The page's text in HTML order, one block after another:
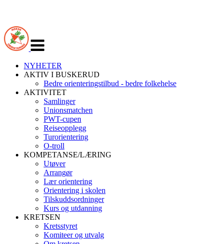
navigasjon
NYHETER
AKTIV I BUSKERUD
Bedre orienteringstilbud - bedre folkehelse
AKTIVITET
Samlinger
Unionsmatchen
PWT-cupen
Reiseopplegg
Turorientering
O-troll
KOMPETANSE/LÆRING
Utøver
Arrangør
Lær orientering
Orientering i skolen
Tilskuddsordninger
Kurs og utdanning
KRETSEN
Kretsstyret
Komiteer og utvalg